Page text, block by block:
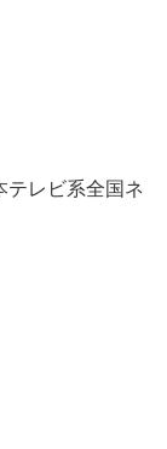
テレビ系全国ネ